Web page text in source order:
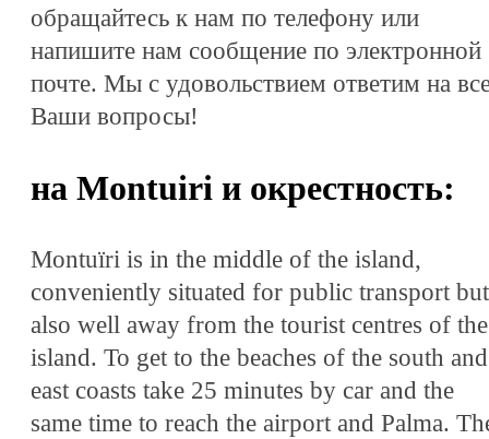
обращайтесь к нам по телефону или
напишите нам сообщение по электронной
почте. Мы с удовольствием ответим на
Ваши вопросы!
на Montuiri и окрестность:
Montuïri is in the middle of the island,
conveniently situated for public transport but
also well away from the tourist centres of the
island. To get to the beaches of the south and
east coasts take 25 minutes by car and the
same time to reach the airport and Palma.